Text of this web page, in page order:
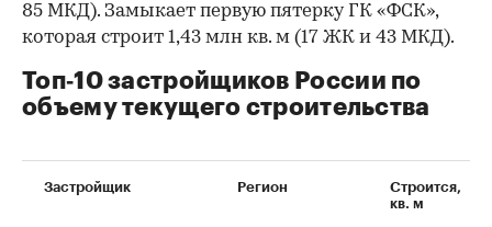
85 МКД). Замыкает первую пятерку ГК «ФСК»,
которая строит 1,43 млн кв. м (17 ЖК и 43 МКД).
Топ‑10 застройщиков России по
объему текущего строительства
Застройщик Регион
Строится,
кв. м